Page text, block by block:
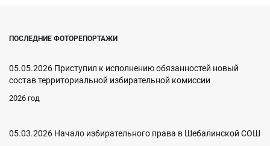
ПОСЛЕДНИЕ ФОТОРЕПОРТАЖИ
05.05.2026 Приступил к исполнению обязанностей новый
состав территориальной избирательной комиссии
2026 год
05.03.2026 Начало избирательного права в Шебалинской СОШ